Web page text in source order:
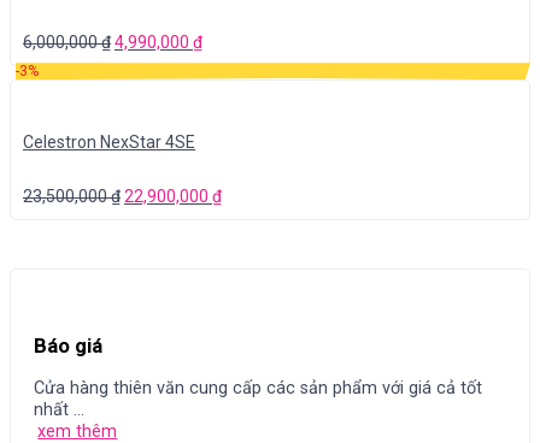
6,000,000₫4,990,000 ₫
-3%
Celestron NexStar 4SE
23,500,000₫22,900,000 ₫
Báo giá
Cửa hàng thiên văn cung cấp các sản phẩm với giá cả tốt
nhất ...
xem thêm